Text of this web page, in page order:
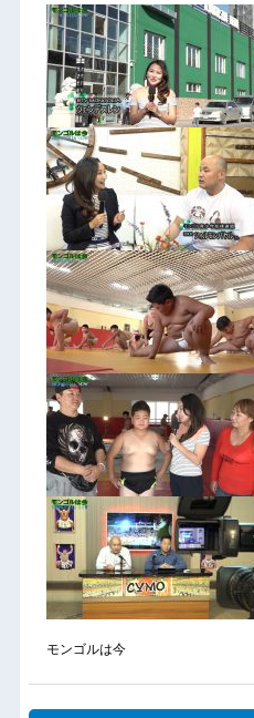
モンゴルは今